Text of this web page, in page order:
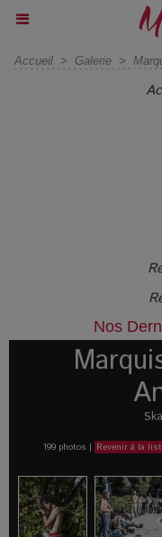
Accueil > Galerie >
Nos
199 photos | Revenir à la